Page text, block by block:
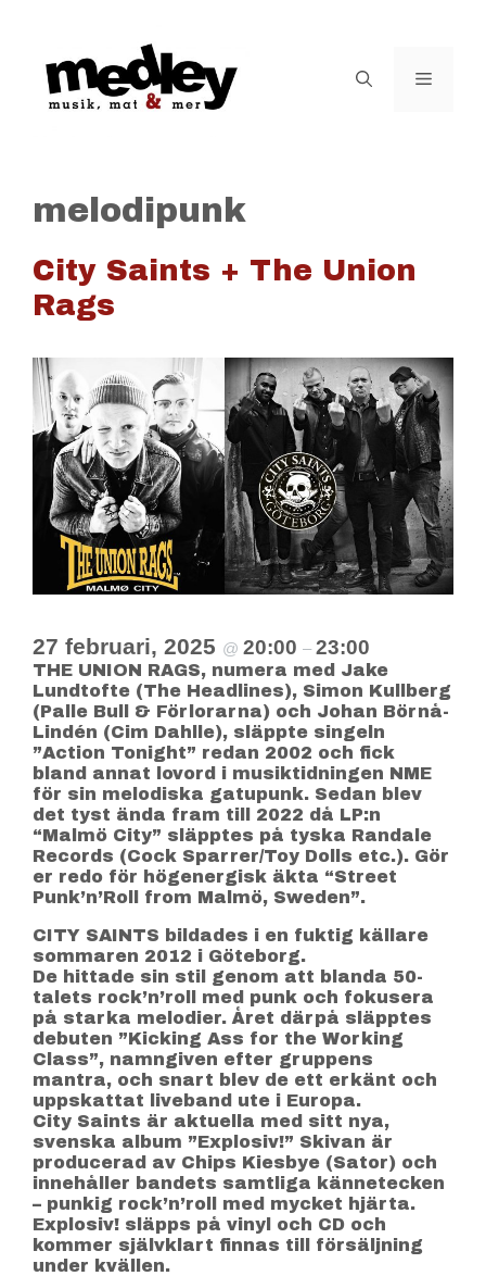
Meny
melodipunk
City Saints + The Union
Rags
27 februari, 2025 @ 20:00 – 23:00
THE UNION RAGS, numera med Jake
Lundtofte (The Headlines), Simon Kullberg
(Palle Bull & Förlorarna) och Johan Börnå-
Lindén (Cim Dahlle), släppte singeln
”Action Tonight” redan 2002 och fick
bland annat lovord i musiktidningen NME
för sin melodiska gatupunk. Sedan blev
det tyst ända fram till 2022 då LP:n
“Malmö City” släpptes på tyska Randale
Records (Cock Sparrer/Toy Dolls etc.). Gör
er redo för högenergisk äkta “Street
Punk’n’Roll from Malmö, Sweden”.
CITY SAINTS bildades i en fuktig källare
sommaren 2012 i Göteborg.
De hittade sin stil genom att blanda 50-
talets rock’n’roll med punk och fokusera
på starka melodier. Året därpå släpptes
debuten ”Kicking Ass for the Working
Class”, namngiven efter gruppens
mantra, och snart blev de ett erkänt och
uppskattat liveband ute i Europa.
City Saints är aktuella med sitt nya,
svenska album ”Explosiv!” Skivan är
producerad av Chips Kiesbye (Sator) och
innehåller bandets samtliga kännetecken
– punkig rock’n’roll med mycket hjärta.
Explosiv! släpps på vinyl och CD och
kommer självklart finnas till försäljning
under kvällen.